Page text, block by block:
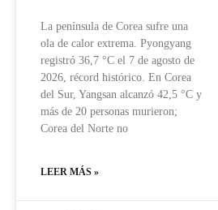
La península de Corea sufre una
ola de calor extrema. Pyongyang
registró 36,7 °C el 7 de agosto de
2026, récord histórico. En Corea
del Sur, Yangsan alcanzó 42,5 °C y
más de 20 personas murieron;
Corea del Norte no
LEER MÁS »